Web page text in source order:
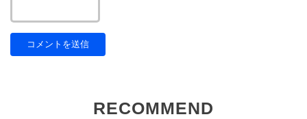
RECOMMEND